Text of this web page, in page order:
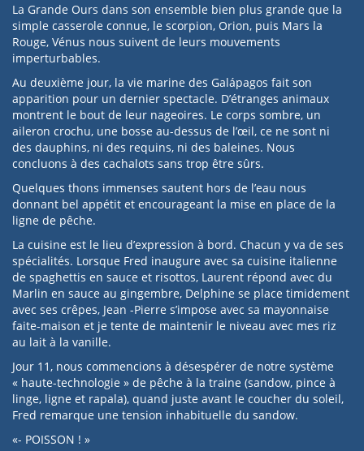
La Grande Ours dans son ensemble bien plus grande que la
simple casserole connue, le scorpion, Orion, puis Mars la
Rouge, Vénus nous suivent de leurs mouvements
imperturbables.
Au deuxième jour, la vie marine des Galápagos fait son
apparition pour un dernier spectacle. D’étranges animaux
montrent le bout de leur nageoires. Le corps sombre, un
aileron crochu, une bosse au-dessus de l’œil, ce ne sont ni
des dauphins, ni des requins, ni des baleines. Nous
concluons à des cachalots sans trop être sûrs.
Quelques thons immenses sautent hors de l’eau nous
donnant bel appétit et encourageant la mise en place de la
ligne de pêche.
La cuisine est le lieu d’expression à bord. Chacun y va de ses
spécialités. Lorsque Fred inaugure avec sa cuisine italienne
de spaghettis en sauce et risottos, Laurent répond avec du
Marlin en sauce au gingembre, Delphine se place timidement
avec ses crêpes, Jean -Pierre s’impose avec sa mayonnaise
faite-maison et je tente de maintenir le niveau avec mes riz
au lait à la vanille.
Jour 11, nous commencions à désespérer de notre système
« haute-technologie » de pêche à la traine (sandow, pince à
linge, ligne et rapala), quand juste avant le coucher du soleil,
Fred remarque une tension inhabituelle du sandow.
«- POISSON ! »